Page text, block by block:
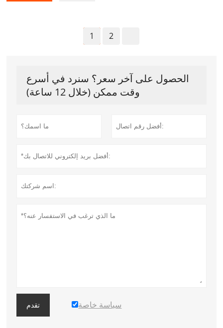
1 2
الحصول على آخر سعر؟ سنرد في أسرع
وقت ممكن (خلال 12 ساعة)
تقدم سياسة خاصة